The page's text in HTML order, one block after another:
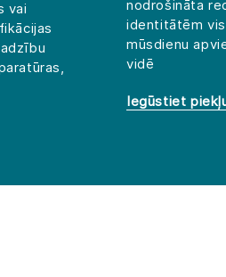
vai
nodrošināta
identitātēm
mūsdienu
vidē
Iegūstiet